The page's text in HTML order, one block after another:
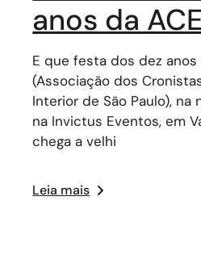
anos da
E que festa dos dez anos
(Associação dos
Interior de São Paulo),
na Invictus Eventos, em
chega a velhi
Leia mais